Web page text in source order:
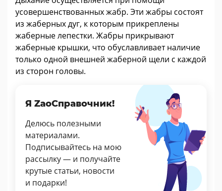
усовершенствованных жабр. Эти жабры состоят
из жаберных дуг, к которым прикреплены
жаберные лепестки. Жабры прикрывают
жаберные крышки, что обуславливает наличие
только одной внешней жаберной щели с каждой
из сторон головы.
Я ZaoСправочник!
Делюсь полезными
материалами.
Подписывайтесь на мою
рассылку — и получайте
крутые статьи, новости
и подарки!